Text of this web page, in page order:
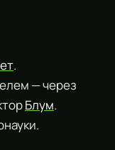
.
— через
Блум.